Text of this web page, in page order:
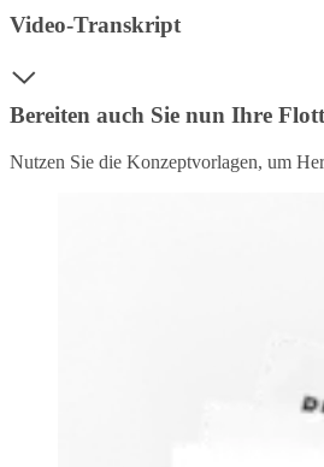
Video-Transkript
Bereiten auch Sie nun Ihre
Nutzen Sie die Konzeptvorlagen, um